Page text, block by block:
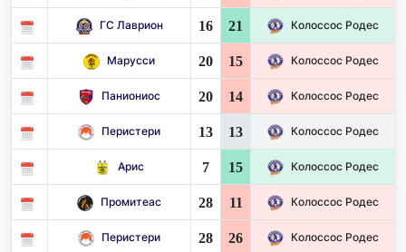
ГС Лаврион 16 21 Колоссос Родес
Марусси 20 15 Колоссос Родес
Паниониос 20 14 Колоссос Родес
Перистери 13 13 Колоссос Родес
Арис 7 15 Колоссос Родес
Промитеас 28 11 Колоссос Родес
Перистери 28 26 Колоссос Родес